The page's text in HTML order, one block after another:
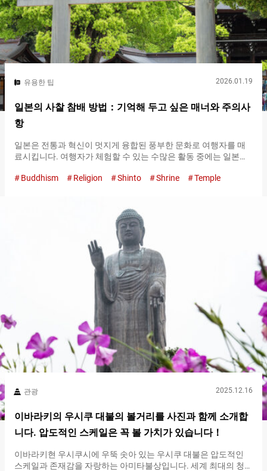
그 반대의 경우도 가능한가요？ A：네….
유용한 팁 2026.01.19
일본의 사찰 참배 방법：기억해 두고 싶은 매너와 주의사
항
일본은 전통과 혁신이 멋지게 융합된 풍부한 문화로 여행자를 매
료시킵니다. 여행자가 체험할 수 있는 수많은 활동 중에는 일본의
대해 방일 외국인에게 도움이 되는 가이드를 소개합니다. 방문하
바지, 팔을 노출하는 탱크톱 등은 피하는 것이 좋습니다. 마지막으
로, 복장은 아니지만, 참배 전에 몸을 정화하는 손 씻기（초즈/테미
즈）를 위해 손수건을 지참하는 것을 추천합니다. 입구에서 경의
를 표하는 행위로서, 사찰이나 신사의 부지에 들어가기 전에 모자
나 캡을 벗는 것이 일반적으로 권장됩니다. 사찰과 신사 모두에서,
문은 세속과 신성의 경계를 나타냅니다. 신사의 도리이 입구의 도
리이를 통과하기 전에, 한 번 인사하여 마음을 가다듬고 나서 경내
로 들어갑니다. 나올 때도 도리이를 지나간 후, 도리이를 향해 돌아
Buddhism Religion Shinto Shrine Temple
관광 2025.12.16
이바라키의 우시쿠 대불의 볼거리를 사진과 함께 소개합
니다. 압도적인 스케일은 꼭 볼 가치가 있습니다！
이바라키현 우시쿠시에 우뚝 솟아 있는 우시쿠 대불은 압도적인
스케일과 존재감을 자랑하는 아미타불상입니다. 세계 최대의 청동